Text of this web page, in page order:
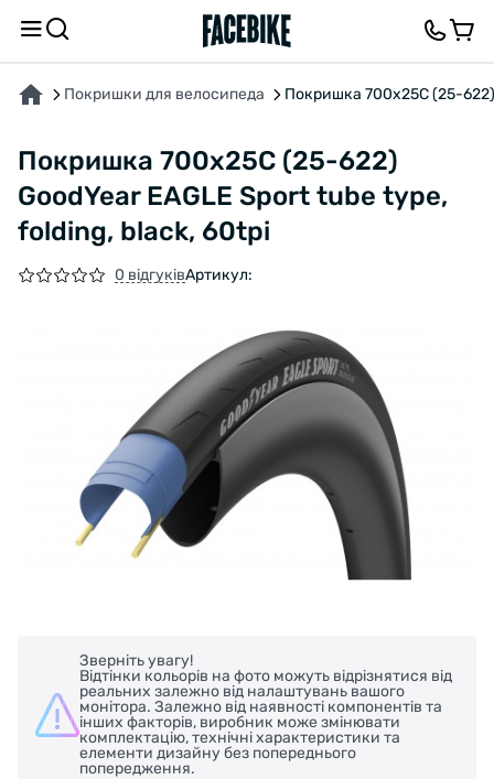
Покришки для велосипеда Покришка 700x25C (25-622)
Покришка 700x25C (25-622)
GoodYear EAGLE Sport tube type,
folding, black, 60tpi
0 відгуківАртикул:
Зверніть увагу!
Відтінки кольорів на фото можуть відрізнятися від
реальних залежно від налаштувань вашого
монітора. Залежно від наявності компонентів та
інших факторів, виробник може змінювати
комплектацію, технічні характеристики та
елементи дизайну без попереднього
попередження.
ПРО ТОВАР ХАРАКТЕРИСТИКИВІДГУКИ ТА ЗАПИТАННЯ